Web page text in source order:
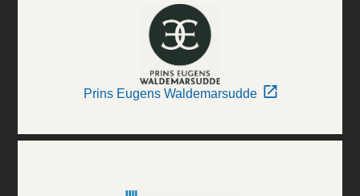
Prins Eugens Waldemarsudde